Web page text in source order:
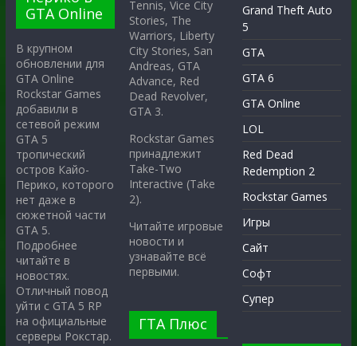
GTA Online
В крупном
обновлении для
GTA Online
Rockstar Games
добавили в
сетевой режим
GTA 5
тропический
остров Кайо-
Перико, которого
нет даже в
сюжетной части
GTA 5.
Подробнее
читайте в
новостях.
Отличный повод
уйти с GTA 5 RP
на официальные
серверы Рокстар.
Tennis, Vice City
Stories, The
Warriors, Liberty
City Stories, San
Andreas, GTA
Advance, Red
Dead Revolver,
GTA 3.
Rockstar Games
принадлежит
Take-Two
Interactive (Take
2).
Читайте игровые
новости и
узнавайте всё
первыми.
ГТА Плюс
Grand Theft Auto
5
GTA
GTA 6
GTA Online
LOL
Red Dead
Redemption 2
Rockstar Games
Игры
Сайт
Софт
Супер